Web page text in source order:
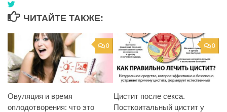
ЧИТАЙТЕ ТАКЖЕ:
0
Овуляция и время
оплодотворения: что это
0
Цистит после секса.
Посткоитальный цистит у